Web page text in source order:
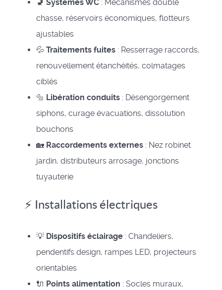
🚽 Systèmes WC : Mécanismes double
chasse, réservoirs économiques, flotteurs
ajustables
💦 Traitements fuites : Resserrage raccords,
renouvellement étanchéités, colmatages
ciblés
🔩 Libération conduits : Désengorgement
siphons, curage évacuations, dissolution
bouchons
🏡 Raccordements externes : Nez robinet
jardin, distributeurs arrosage, jonctions
tuyauterie
⚡ Installations électriques
💡 Dispositifs éclairage : Chandeliers,
pendentifs design, rampes LED, projecteurs
orientables
🔌 Points alimentation : Socles muraux,